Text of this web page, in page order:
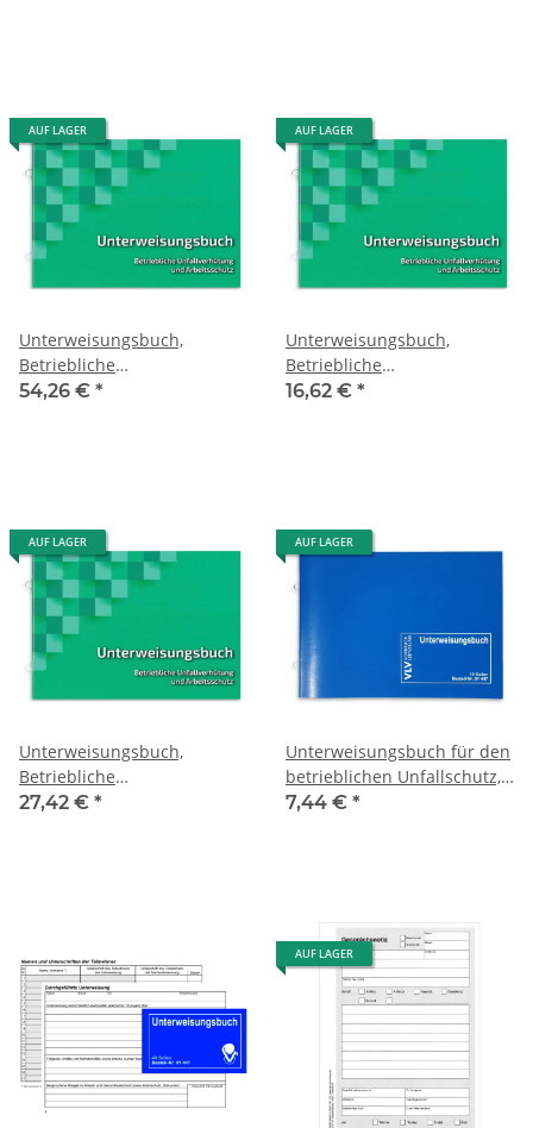
AUF LAGER
Unterweisungsbuch,
Betriebliche
Unfallverhütung und
54,26 € *
AUF LAGER
Unterweisungsbuch,
Betriebliche
Unfallverhütung und
16,62 € *
AUF LAGER
Unterweisungsbuch,
Betriebliche
Unfallverhütung und
27,42 € *
AUF LAGER
Unterweisungsbuch für den
betrieblichen Unfallschutz,
Unfallverhütung und
7,44 € *
AUF LAGER